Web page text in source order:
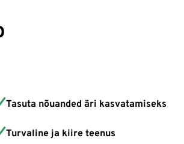
Tasuta nõuanded äri kasvatamiseks
Turvaline ja kiire teenus